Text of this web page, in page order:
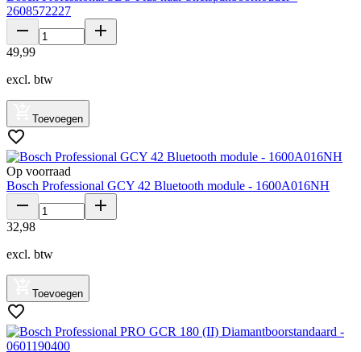
2608572227
49,99
excl. btw
Toevoegen
Op voorraad
Bosch Professional GCY 42 Bluetooth module - 1600A016NH
32,98
excl. btw
Toevoegen